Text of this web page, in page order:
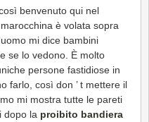
benvenuto qui nel
è volata sopra
mi dice bambini
se lo vedono. È molto
persone fastidiose in
farlo, così don ’ t mettere il
mi mostra tutte le pareti
dopo la proibito bandiera